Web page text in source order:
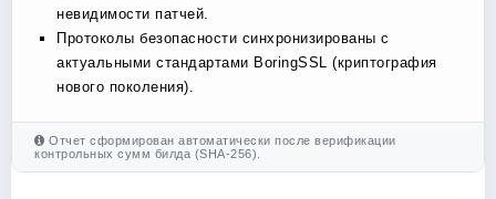
невидимости патчей.
Протоколы безопасности синхронизированы с
актуальными стандартами BoringSSL (криптография
нового поколения).
Отчет сформирован автоматически после верификации
контрольных сумм билда (SHA-256).